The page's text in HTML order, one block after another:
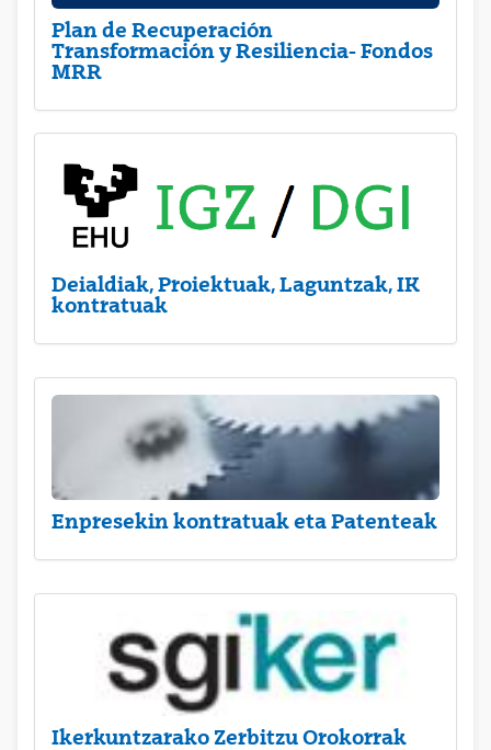
Plan de Recuperación
Transformación y Resiliencia- Fondos
MRR
Deialdiak, Proiektuak, Laguntzak, IK
kontratuak
Enpresekin kontratuak eta Patenteak
Ikerkuntzarako Zerbitzu Orokorrak